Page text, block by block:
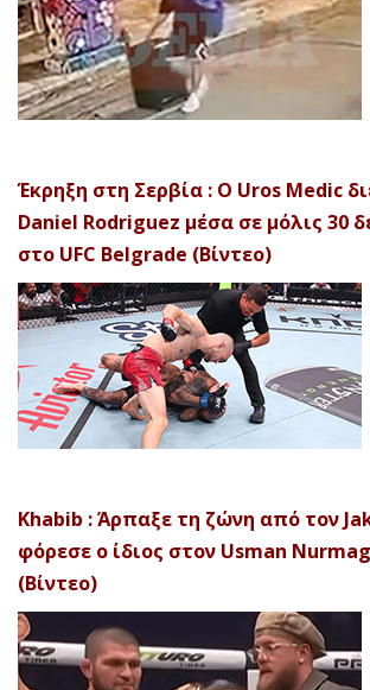
Έκρηξη στη Σερβία : Ο Uros Medic
Daniel Rodriguez μέσα σε μόλις 30
στο UFC Belgrade (Βίντεο)
Khabib : Άρπαξε τη ζώνη από τον
φόρεσε ο ίδιος στον Usman
(Βίντεο)